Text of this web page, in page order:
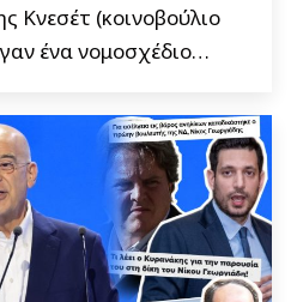
Κνεσέτ (κοινοβούλιο
ένα νομοσχέδιο…